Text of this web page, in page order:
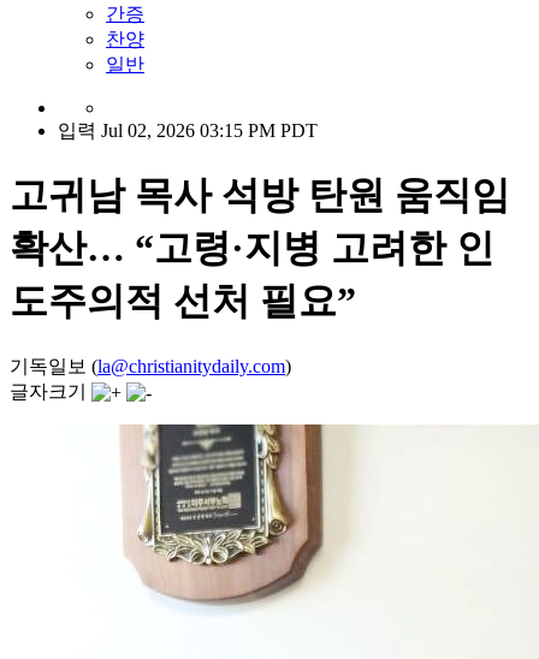
간증
찬양
일반
입력 Jul 02, 2026 03:15 PM PDT
고귀남 목사 석방 탄원 움직임
확산… “고령·지병 고려한 인
도주의적 선처 필요”
기독일보 (la@christianitydaily.com)
글자크기